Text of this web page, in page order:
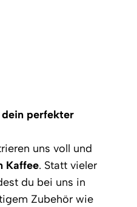
perfekter
uns voll und
Kaffee. Statt vieler
du bei uns in
Zubehör wie